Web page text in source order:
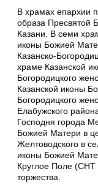
В храмах епархии
образа Пресвятой
Казани. В семи
иконы Божией
Казанско-
храме Казанской
Богородицкого
Казанской иконы
Богородицкого
Елабужского
Господня города
Божией Матери в
Желтоводского в
иконы Божией
Круглое Поле
торжества.